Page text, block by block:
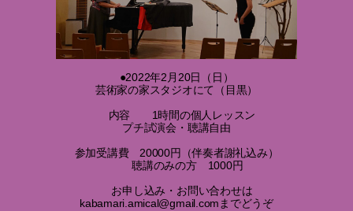
●2022年2月20日（日）
芸術家の家スタジオにて（目黒）
内容 1時間の個人レッスン
プチ試演会・聴講自由
参加受講費 20000円（伴奏者謝礼込み）
聴講のみの方 1000円
お申し込み・お問い合わせは
kabamari.amical@gmail.comまでどうぞ